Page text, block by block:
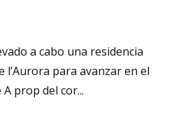
a cabo una residencia
l’Aurora para avanzar en el
prop del cor...